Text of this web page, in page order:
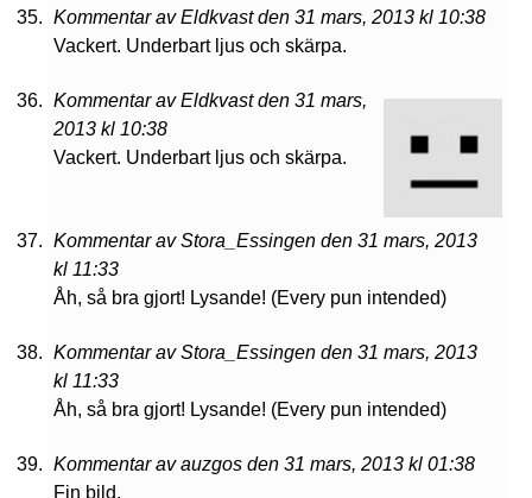
Kommentar av Eldkvast den 31 mars, 2013 kl 10:38
Vackert. Underbart ljus och skärpa.
Kommentar av Eldkvast den 31 mars,
2013 kl 10:38
Vackert. Underbart ljus och skärpa.
Kommentar av Stora_Essingen den 31 mars, 2013
kl 11:33
Åh, så bra gjort! Lysande! (Every pun intended)
Kommentar av Stora_Essingen den 31 mars, 2013
kl 11:33
Åh, så bra gjort! Lysande! (Every pun intended)
Kommentar av auzgos den 31 mars, 2013 kl 01:38
Fin bild.